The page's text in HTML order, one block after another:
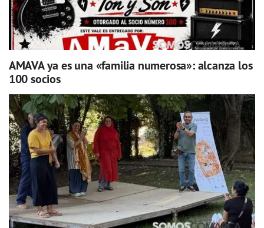
AMAVA ya es una «familia numerosa»: alcanza los
100 socios